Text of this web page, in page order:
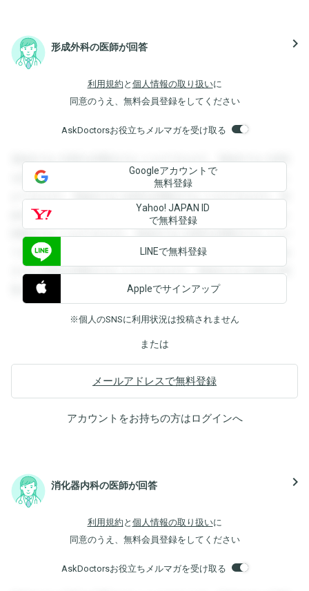
形成外科の医師が回答 navigate_next
利用規約 と 個人情報の取り扱いに
同意のうえ、無料会員登録をしてください
AskDoctorsお役立ちメルマガを受け取る
登録すると回答を閲覧することができます。登録すると回答
を閲覧することができます。登録すると回答を閲覧すること
ができます。登録すると回答を閲覧することができます。登
録すると回答を閲覧することができます。登録すると回答を
閲覧することができます。登録すると回答を閲覧することが
できます。登録すると回答を閲覧することができます。登録
すると回答を閲覧することができます。登録すると回答を閲
覧することができます。
Googleアカウントで
無料登録
Yahoo! JAPAN ID
で無料登録
LINEで無料登録
Appleでサインアップ
※個人のSNSに利用状況は投稿されません
または
メールアドレスで無料登録
アカウントをお持ちの方はログインへ
消化器内科の医師が回答 navigate_next
利用規約 と 個人情報の取り扱いに
同意のうえ、無料会員登録をしてください
AskDoctorsお役立ちメルマガを受け取る